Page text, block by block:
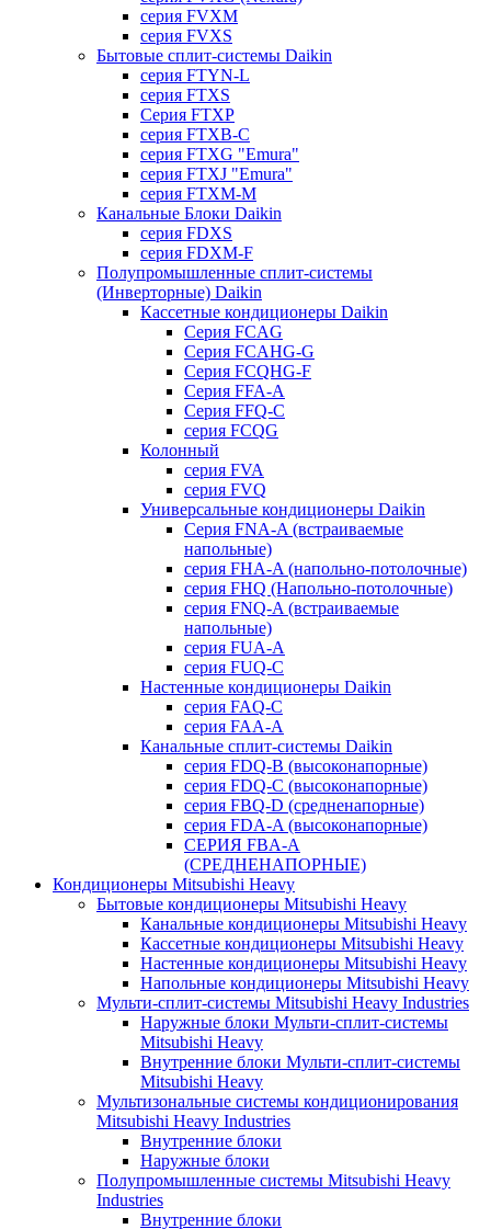
серия FVXM
серия FVXS
Бытовые сплит-системы Daikin
серия FTYN-L
серия FTXS
Серия FTXP
серия FTXB-C
серия FTXG "Emura"
серия FTXJ "Emura"
серия FTXM-M
Канальные Блоки Daikin
серия FDXS
серия FDXM-F
Полупромышленные сплит-системы
(Инверторные) Daikin
Кассетные кондиционеры Daikin
Серия FCAG
Серия FCAHG-G
Серия FCQHG-F
Серия FFA-A
Серия FFQ-C
серия FCQG
Колонный
серия FVA
серия FVQ
Универсальные кондиционеры Daikin
Серия FNA-A (встраиваемые
напольные)
серия FHA-A (напольно-потолочные)
серия FHQ (Напольно-потолочные)
серия FNQ-A (встраиваемые
напольные)
серия FUA-A
серия FUQ-C
Настенные кондиционеры Daikin
серия FAQ-C
серия FAA-A
Канальные сплит-системы Daikin
серия FDQ-B (высоконапорные)
серия FDQ-C (высоконапорные)
серия FBQ-D (средненапорные)
серия FDA-A (высоконапорные)
СЕРИЯ FBA-A
(СРЕДНЕНАПОРНЫЕ)
Кондиционеры Mitsubishi Heavy
Бытовые кондиционеры Mitsubishi Heavy
Канальные кондиционеры Mitsubishi Heavy
Кассетные кондиционеры Mitsubishi Heavy
Настенные кондиционеры Mitsubishi Heavy
Напольные кондиционеры Mitsubishi Heavy
Мульти-сплит-системы Mitsubishi Heavy Industries
Наружные блоки Мульти-сплит-системы
Mitsubishi Heavy
Внутренние блоки Мульти-сплит-системы
Mitsubishi Heavy
Мультизональные системы кондиционирования
Mitsubishi Heavy Industries
Внутренние блоки
Наружные блоки
Полупромышленные системы Mitsubishi Heavy
Industries
Внутренние блоки